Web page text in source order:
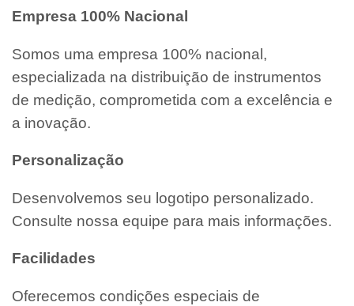
Empresa 100% Nacional
Somos uma empresa 100% nacional,
especializada na distribuição de instrumentos
de medição, comprometida com a excelência e
a inovação.
Personalização
Desenvolvemos seu logotipo personalizado.
Consulte nossa equipe para mais informações.
Facilidades
Oferecemos condições especiais de